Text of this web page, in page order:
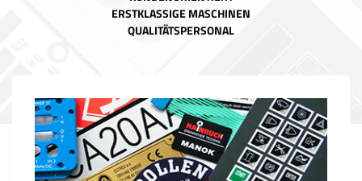
ERSTKLASSIGE MASCHINEN
QUALITÄTSPERSONAL